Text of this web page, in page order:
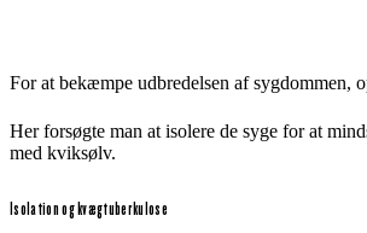
For at bekæmpe udbredelsen af sygdommen,
Her forsøgte man at isolere de syge for at
med kviksølv.
Isolation og kvægtuberkulose